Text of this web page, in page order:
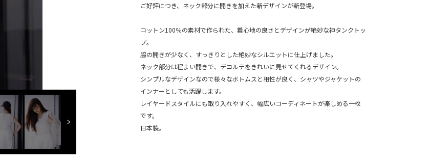
ご好評につき、ネック部分に開きを加えた新デザインが新登場。
コットン100％の素材で作られた、着心地の良さとデザインが絶妙な神タンクトッ
プ。
脇の開きが少なく、すっきりとした絶妙なシルエットに仕上げました。
ネック部分は程よい開きで、デコルテをきれいに見せてくれるデザイン。
シンプルなデザインなので様々なボトムスと相性が良く、シャツやジャケットの
インナーとしても活躍します。
レイヤードスタイルにも取り入れやすく、幅広いコーディネートが楽しめる一枚
です。
日本製。